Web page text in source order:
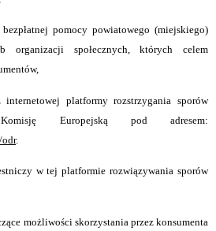
pomocy powiatowego (miejskiego)
organizacji społecznych, których celem
platformy rozstrzygania sporów
Europejską pod adresem:
odr.
w tej platformie rozwiązywania sporów
możliwości skorzystania przez konsumenta